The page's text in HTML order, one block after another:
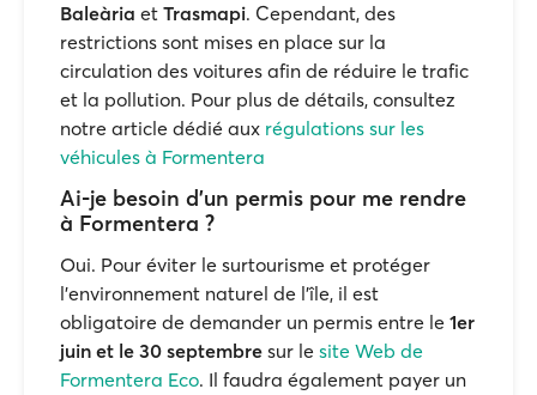
Baleària et Trasmapi. Cependant, des
restrictions sont mises en place sur la
circulation des voitures afin de réduire le trafic
et la pollution. Pour plus de détails, consultez
notre article dédié aux régulations sur les
véhicules à Formentera
Ai-je besoin d'un permis pour me rendre
à Formentera ?
Oui. Pour éviter le surtourisme et protéger
l'environnement naturel de l'île, il est
obligatoire de demander un permis entre le 1er
juin et le 30 septembre sur le site Web de
Formentera Eco. Il faudra également payer un